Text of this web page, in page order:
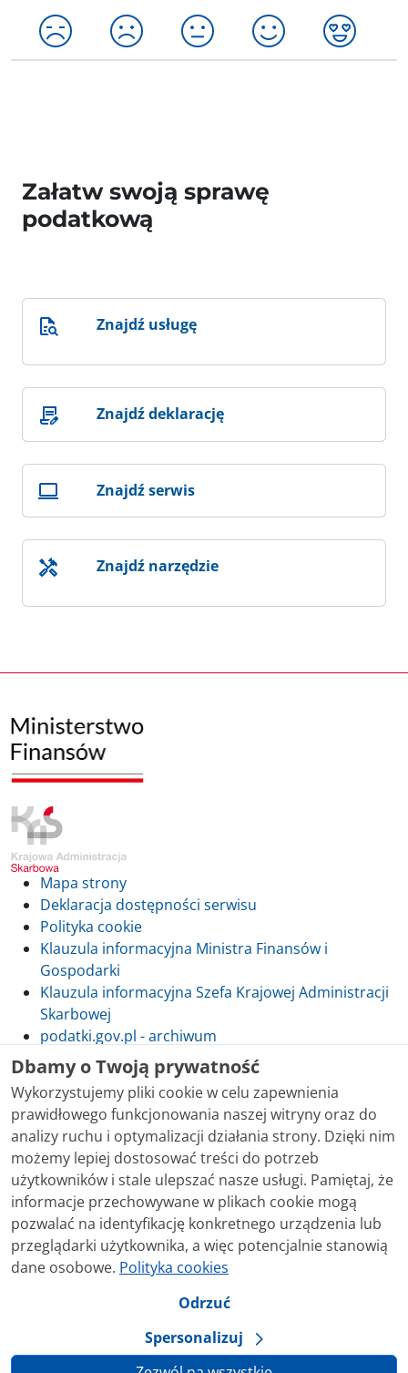
Załatw swoją sprawę
podatkową
Znajdź usługę
Znajdź deklarację
Znajdź serwis
Znajdź narzędzie
Mapa strony
Deklaracja dostępności serwisu
Polityka cookie
Klauzula informacyjna Ministra Finansów i
Gospodarki
Klauzula informacyjna Szefa Krajowej Administracji
Skarbowej
podatki.gov.pl - archiwum
Skontaktuj się z nami
Treści zamieszczone w serwisie udostępniamy
bezpłatnie. Korzystanie z treści opublikowanych w
serwisie podatki.gov.pl, niezależnie od celu i sposobu
korzystania, nie wymaga zgody Ministerstwa Finansów.
Treści znaczone w serwisie jako treści będące
przedmiotem praw autorskich, o ile nie jest to
stwierdzone inaczej, są udostępniane na licencji
Dbamy o Twoją prywatność
Wykorzystujemy pliki cookie w celu zapewnienia
prawidłowego funkcjonowania naszej witryny oraz do
analizy ruchu i optymalizacji działania strony. Dzięki nim
możemy lepiej dostosować treści do potrzeb
użytkowników i stale ulepszać nasze usługi. Pamiętaj, że
informacje przechowywane w plikach cookie mogą
pozwalać na identyfikację konkretnego urządzenia lub
przeglądarki użytkownika, a więc potencjalnie stanowią
dane osobowe. Polityka cookies
Odrzuć
Spersonalizuj